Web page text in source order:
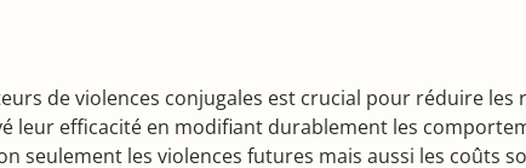
de violences conjugales est crucial pour réduire
leur efficacité en modifiant durablement les
seulement les violences futures mais aussi les coûts